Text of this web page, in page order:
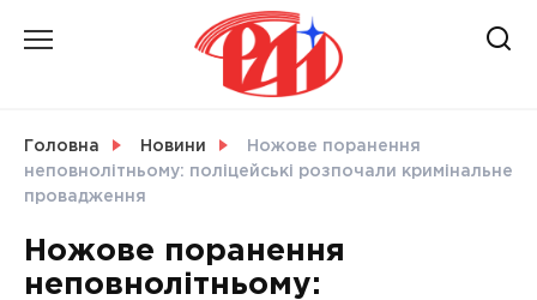
СВІТ
Головна Новини
Ножове поранення
неповнолітньому: поліцейські розпочали кримінальне
провадження
Ножове поранення
неповнолітньому: